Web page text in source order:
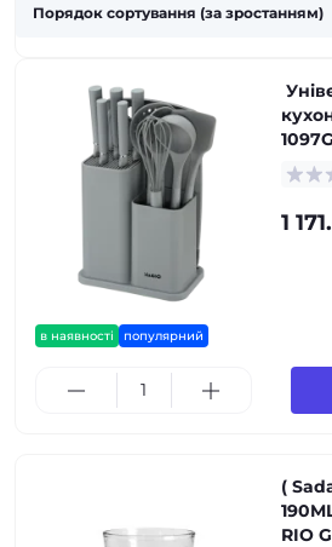
в наявності популярний
1097G
1
(
RIO